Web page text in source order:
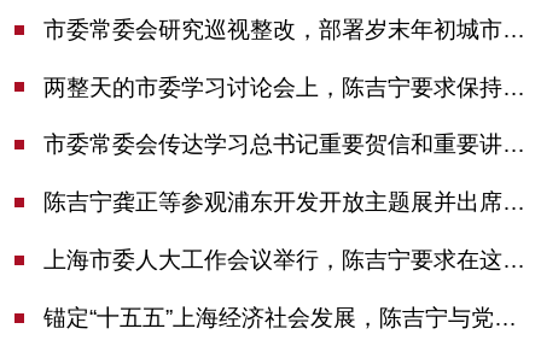
市委常委会研究巡视整改，部署岁末年初城市安全工作
两整天的市委学习讨论会上，陈吉宁要求保持战略定力始终坚定信心善于科学应对
市委常委会传达学习总书记重要贺信和重要讲话精神，研究党建引领物业治理等工作
陈吉宁龚正等参观浦东开发开放主题展并出席座谈会
上海市委人大工作会议举行，陈吉宁要求在这些方面更加奋发有为
锚定“十五五”上海经济社会发展，陈吉宁与党外人士专题协商座谈